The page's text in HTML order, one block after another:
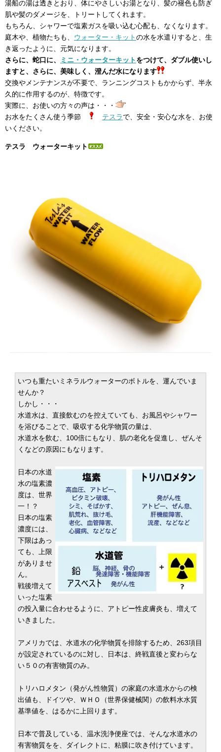
湯船の湯は透きとおり、体にやさしいお湯となり、髪の褪色も防ぎ
肌や髪のダメージを、トリートしてくれます。
もちろん、シャワーで塩素ガスを吸い込む心配も、なくなります。
庭木や、植物たちも、 ウォーター・キットの水を水遣りすると、生
き返ったように、元気になります。
さらに、蛇口に、
ミニ・ウォーターキットをつけて、ダブル使いし
ますと、さらに、美味しく、澄んだ水になります
交換やメンテナンスが不要で、ランニングコストもかからず、半永
久的に作用するのが、特徴です。
実際に、お使いの方々の声は・・・
お水をたくさん使う季節
テスラで、安全・安心な水を、お使
いください。
テスラ ウォーターキット
いつも重たいミネラルウォーターのボトルを、運んでいま
せんか？
しかし・・・
水道水は、直接飲むのを控えていても、お風呂やシャワー
を浴びることで、吸収する化学物質の量は、
水道水を飲む、100倍にもなり、肌の老化を促進し、ぜんそ
くなどの原因にもなります。
日本の水道
水の塩素濃
度は、世界
一！？
日本の塩素
濃度には、
下限はあっ
ても、上限
がありませ
ん。
戦後増えて
いった塩素
の投入量に合わせるように、アトピー性皮膚炎も、増えて
いきました。
アメリカでは、水道水の化学物質を排除するため、263項目
が設定されているのに対し、日本は、終戦直後と変わらな
い５０の有害物質のみ。
トリハロメタン（発がん性物質）の家庭の水道水からの検
出値も、ドイツや、ＷＨＯ（世界保健械関）の飲料水水質
基準値を、はるかに上回ります。
日本で普及している、温水洗浄便座では、そんな水道水の
有害物質をを、ダイレクトに、粘膜に吹き付けています。